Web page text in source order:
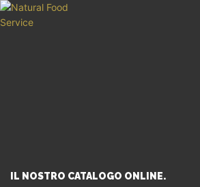
IL NOSTRO CATALOGO ONLINE.